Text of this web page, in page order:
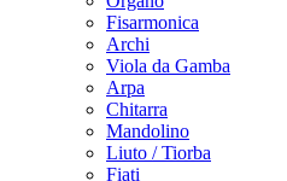
Fisarmonica
Archi
Viola da Gamba
Arpa
Chitarra
Mandolino
Liuto / Tiorba
Fiati